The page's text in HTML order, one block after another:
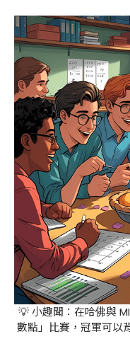
💡 小趣聞：在哈佛與
數點」比賽，冠軍可以